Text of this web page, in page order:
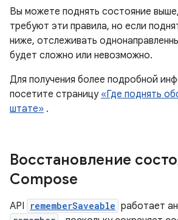
Вы можете поднять состояние
требуют эти правила, но если
ниже, отслеживать
будет сложно или невозможно.
Для получения более подробной
посетите страницу «Где поднять
штате» .
Восстановление
Compose
API rememberSaveable работает